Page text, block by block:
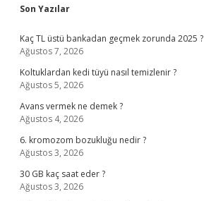
Sidebar
Son Yazılar
Kaç TL üstü bankadan geçmek zorunda 2025 ?
Ağustos 7, 2026
Koltuklardan kedi tüyü nasıl temizlenir ?
Ağustos 5, 2026
Avans vermek ne demek ?
Ağustos 4, 2026
6. kromozom bozukluğu nedir ?
Ağustos 3, 2026
30 GB kaç saat eder ?
Ağustos 3, 2026